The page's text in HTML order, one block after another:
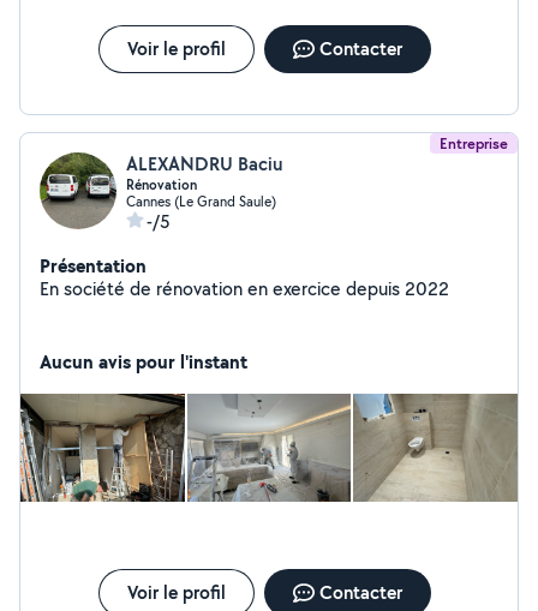
Voir le profil Contacter
Entreprise
ALEXANDRU Baciu
Rénovation
Cannes (Le Grand Saule)
-/5
Présentation
En société de rénovation en exercice depuis 2022
Aucun avis pour l'instant
Voir le profil Contacter